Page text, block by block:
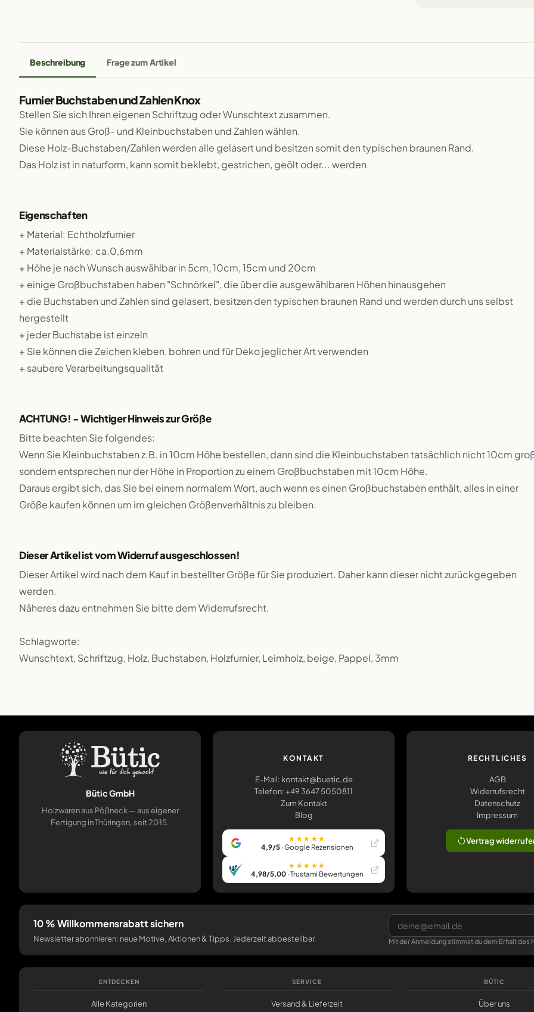
Beschreibung Frage zum Artikel
Furnier Buchstaben und Zahlen Knox
Stellen Sie sich Ihren eigenen Schriftzug oder Wunschtext zusammen.
Sie können aus Groß- und Kleinbuchstaben und Zahlen wählen.
Diese Holz-Buchstaben/Zahlen werden alle gelasert und besitzen somit den typischen braunen Rand.
Das Holz ist in naturform, kann somit beklebt, gestrichen, geölt oder... werden
Eigenschaften
+ Material: Echtholzfurnier
+ Materialstärke: ca.0,6mm
+ Höhe je nach Wunsch auswählbar in 5cm, 10cm, 15cm und 20cm
+ einige Großbuchstaben haben "Schnörkel", die über die ausgewählbaren Höhen hinausgehen
+ die Buchstaben und Zahlen sind gelasert, besitzen den typischen braunen Rand und werden durch uns selbst
hergestellt
+ jeder Buchstabe ist einzeln
+ Sie können die Zeichen kleben, bohren und für Deko jeglicher Art verwenden
+ saubere Verarbeitungsqualität
ACHTUNG! - Wichtiger Hinweis zur Größe
Bitte beachten Sie folgendes:
Wenn Sie Kleinbuchstaben z.B. in 10cm Höhe bestellen, dann sind die Kleinbuchstaben tatsächlich nicht 10cm
sondern entsprechen nur der Höhe in Proportion zu einem Großbuchstaben mit 10cm Höhe.
Daraus ergibt sich, das Sie bei einem normalem Wort, auch wenn es einen Großbuchstaben enthält, alles in einer
Größe kaufen können um im gleichen Größenverhältnis zu bleiben.
Dieser Artikel ist vom Widerruf ausgeschlossen!
Dieser Artikel wird nach dem Kauf in bestellter Größe für Sie produziert. Daher kann dieser nicht zurückgegeben
werden.
Näheres dazu entnehmen Sie bitte dem Widerrufsrecht.
Schlagworte:
Wunschtext, Schriftzug, Holz, Buchstaben, Holzfurnier, Leimholz, beige, Pappel, 3mm
Bütic GmbH
Holzwaren aus Pößneck — aus eigener
Fertigung in Thüringen, seit 2015.
KONTAKT
E-Mail: kontakt@buetic.de
Telefon: +49 3647 5050811
Zum Kontakt
Blog
★★★★★
4,9/5 · Google Rezensionen
★★★★★
4,98/5,00 · Trustami Bewertungen
RECHTLICHES
AGB
Widerrufsrecht
Datenschutz
Impressum
Vertrag
10 % Willkommensrabatt sichern
Newsletter abonnieren: neue Motive, Aktionen & Tipps. Jederzeit abbestellbar. Mit der Anmeldung stimmst du dem Erhalt
ENTDECKEN
Alle Kategorien
SERVICE
Versand & Lieferzeit
BÜTIC
Über uns